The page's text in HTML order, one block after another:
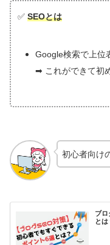
✅ SEOとは
Google検索で上位
➡ これができて初
初心者向け
ブロ
とは